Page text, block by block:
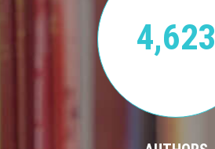
4,623